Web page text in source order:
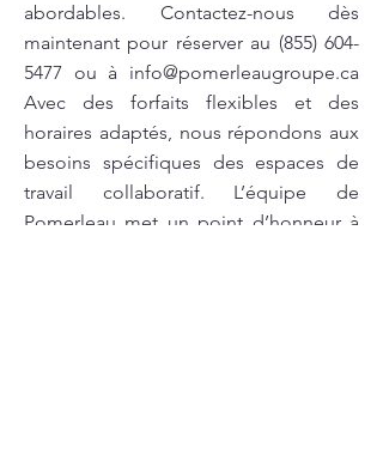
abordables. Contactez-nous dès
maintenant pour réserver au (855) 604-
5477 ou à info@pomerleaugroupe.ca
Avec des forfaits flexibles et des
horaires adaptés, nous répondons aux
besoins spécifiques des espaces de
travail collaboratif. L’équipe de
Pomerleau met un point d’honneur à